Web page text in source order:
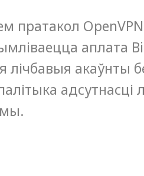
OpenVPN
аплата
акаўнты
адсутнасці